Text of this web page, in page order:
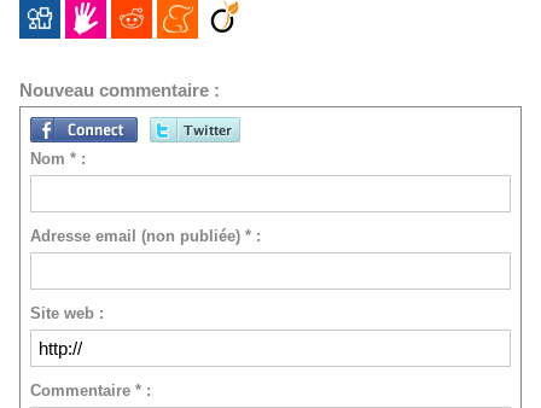
Nouveau commentaire :
Nom * :
Adresse email (non publiée) * :
Site web :
Commentaire * :